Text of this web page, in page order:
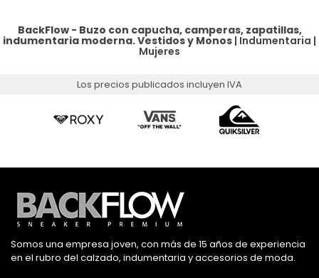
BackFlow - Buzo con capucha, camperas, zapatillas,
indumentaria moderna.Vestidos y Monos | Indumentaria |
Mujeres
Los precios publicados incluyen IVA
Somos una empresa joven, con más de 15 años de experiencia
en el rubro del calzado, indumentaria y accesorios de moda.